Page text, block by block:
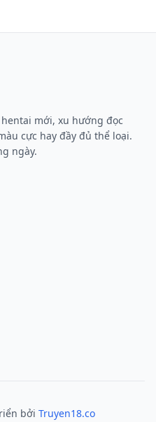
mới, xu hướng đọc
cực hay đầy đủ thể loại.
ngày.
bởi Truyen18.co